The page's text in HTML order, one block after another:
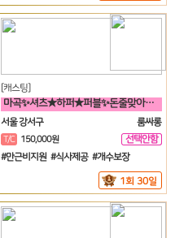
[캐스팅]
마곡✨셔츠★하퍼★퍼블✨돈줄맞아보자★갯수보장★술강요NO★출퇴근자유⭐
서울 강서구
룸싸롱
T/C 150,000원
선택안함
일
#만근비지원 #식사제공 #개수보장
1회 30일